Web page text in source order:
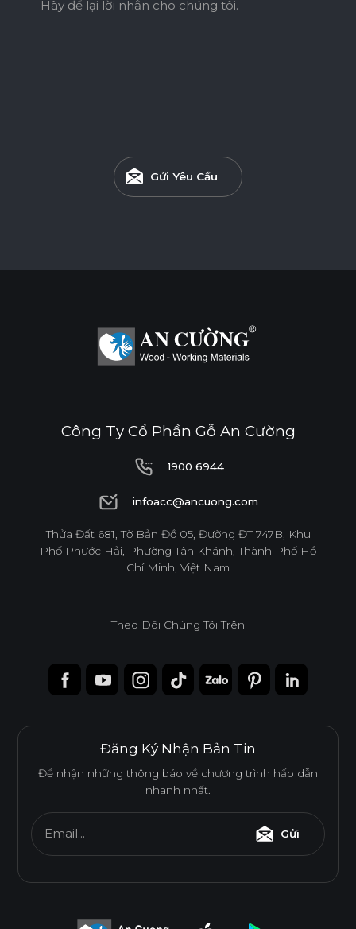
Hãy để lại lời nhắn cho chúng tôi.
Gửi Yêu Cầu
Công Ty Cổ Phần Gỗ An Cường
1900 6944
1900 6944
infoacc@ancuong.com
infoacc@ancuong.com
Thửa Đất 681, Tờ Bản Đồ 05, Đường ĐT 747B, Khu
Phố Phước Hải, Phường Tân Khánh, Thành Phố Hồ
Chí Minh, Việt Nam
Theo Dõi Chúng Tôi Trên
Đăng Ký Nhận Bản Tin
Để nhận những thông báo về chương trình hấp dẫn
nhanh nhất.
Email... Gửi